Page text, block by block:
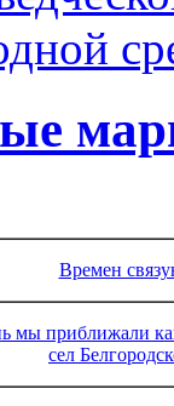
Времен
мы приближали
сел